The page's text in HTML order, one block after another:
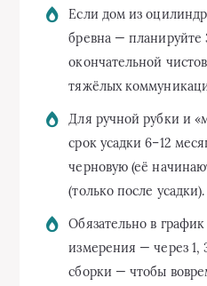
Если дом из
бревна — планируйте
окончательной
тяжёлых
Для ручной рубки и
срок усадки 6–12
черновую (её
(только после усадки).
Обязательно в
измерения — через 1,
сборки — чтобы